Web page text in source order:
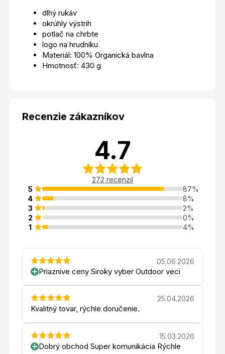
dlhý rukáv
okrúhly výstrih
potlač na chrbte
logo na hrudníku
Materiál: 100% Organická bavlna
Hmotnosť: 430 g
Recenzie zákazníkov
4.7
272 recenzií
5
87%
4
8%
3
2%
2
0%
1
4%
05.06.2026
Priaznive ceny Siroky vyber Outdoor veci
25.04.2026
Kvalitný tovar, rýchle doručenie.
15.03.2026
Dobrý obchod Super komunikácia Rýchle